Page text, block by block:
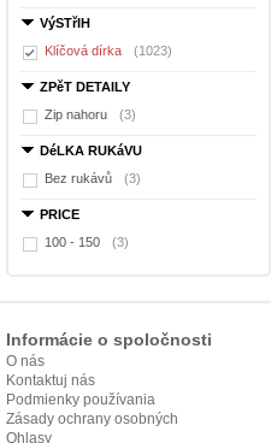
VýSTřIH
Klíčová dírka
(1023)
ZPěT DETAILY
Zip nahoru
(3)
DéLKA RUKáVU
Bez rukávů
(3)
PRICE
100 - 150
(3)
Informácie o spoločnosti
O nás
Kontaktuj nás
Podmienky používania
Zásady ochrany osobných
údajov
Ohlasy